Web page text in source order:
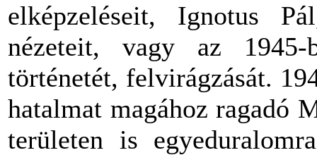
elképzeléseit, Ignotus
nézeteit, vagy az 1945-
történetét, felvirágzását.
hatalmat magához ragadó
területen is